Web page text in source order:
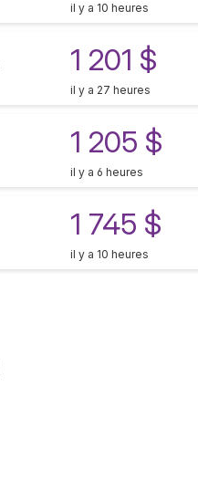
il y a 10 heures
1 201 $
il y a 27 heures
1 205 $
il y a 6 heures
1 745 $
il y a 10 heures